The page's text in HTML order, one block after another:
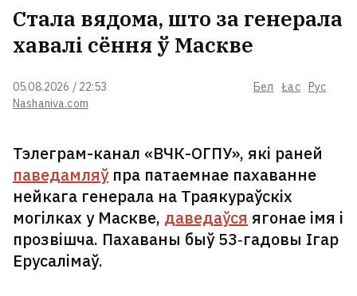
Nashaniva.com
05.08.2026 / 22:53 Бел Łac Рус
Стала вядома, што за генерала
хавалі сёння ў Маскве
Тэлеграм-канал «ВЧК-ОГПУ», які раней
паведамляўпра патаемнае пахаванне
нейкага генерала на Траякураўскіх
могілках у Маскве, даведаўся ягонае імя і
прозвішча. Пахаваны быў 53‑гадовы Ігар
Ерусалімаў.
«Гэтыя аб'екты былі асуджаныя».
лагістычных цэнтрах пад Кіевам
такія цяжкія
У ліпені Расія яшчэ больш
павялічыла закупкі паліва ў
Беларусі
Зяленскі: Ракеты для Patriot
могуць не даваць, каб Украіна
была больш саступлівая